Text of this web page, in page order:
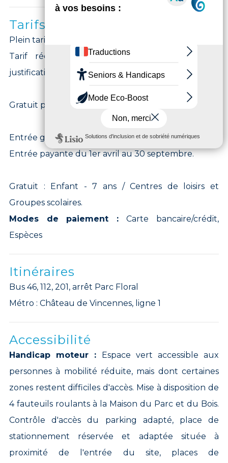
Tarifs
Plein tarif : 2,80 €
Tarif réduit : 1,60 € (Sur présentation d'un
justificatif en cours de validité).
Gratuit pour les moins de 7 ans.
Entrée gratuite du 1er octobre au 31 mars.
Entrée payante du 1er avril au 30 septembre.
Gratuit : Enfant - 7 ans / Centres de loisirs et
Groupes scolaires.
Modes de paiement :Carte bancaire/crédit,
Espèces
Itinéraires
Bus 46, 112, 201, arrêt Parc Floral
Métro : Château de Vincennes, ligne 1
Accessibilité
Handicap moteur : Espace vert accessible aux
personnes à mobilité réduite, mais dont certaines
zones restent difficiles d'accès. Mise à disposition de
4 fauteuils roulants à la Maison du Parc et du Bois.
Contrôle d'accès du parking adapté, place de
stationnement réservée et adaptée située à
proximité de l'entrée du site, places de